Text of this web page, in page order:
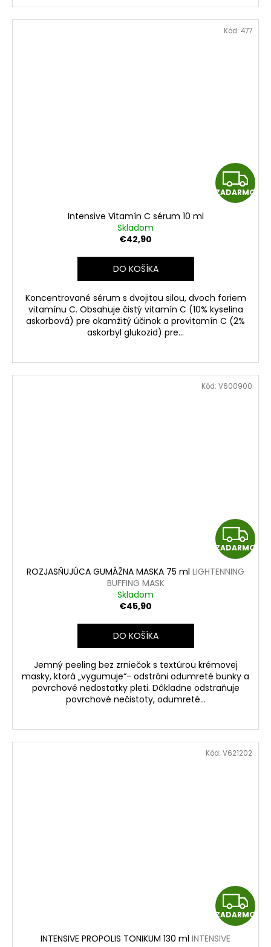
Z
A
ZADARMO
Intensive Vitamín C sérum 10 ml
Skladom
€42,90
DO KOŠÍKA
Koncentrované sérum s dvojitou silou, dvoch foriem
vitamínu C. Obsahuje čistý vitamín C (10% kyselina
askorbová) pre okamžitý účinok a provitamín C (2%
askorbyl glukozid) pre...
Kód: 477
Z
A
O
ZADARMO
ROZJASŇUJÚCA GUMÁŽNA MASKA 75 ml LIGHTENNING
BUFFING MASK
Skladom
€45,90
DO KOŠÍKA
Jemný peeling bez zrniečok s textúrou krémovej
masky, ktorá „vygumuje“- odstráni odumreté bunky a
povrchové nedostatky pleti. Dôkladne odstraňuje
povrchové nečistoty, odumreté...
Kód: V600900
Z
A
ZADARMO
INTENSIVE PROPOLIS TONIKUM 130 ml INTENSIVE
Kód: V621202